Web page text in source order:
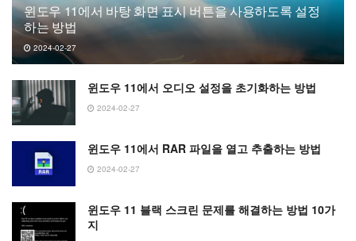
윈도우 11에서 바탕 화면 표시 버튼을 사용하도록 설정
하는 방법
2024-02-27
윈도우 11에서 오디오 설정을 초기화하는 방법
2024-02-27
윈도우 11에서 RAR 파일을 열고 추출하는 방법
2024-02-27
윈도우 11 블랙 스크린 문제를 해결하는 방법 10가
지